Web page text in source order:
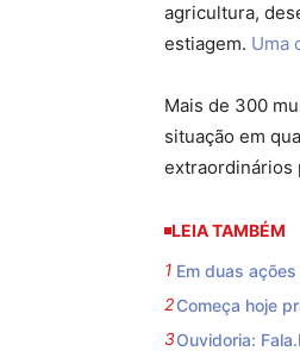
agricultura,
estiagem. Uma
Mais de 300
situação em
extraordinários
LEIA TAMBÉM
Em duas
Começa hoje
Ouvidoria: